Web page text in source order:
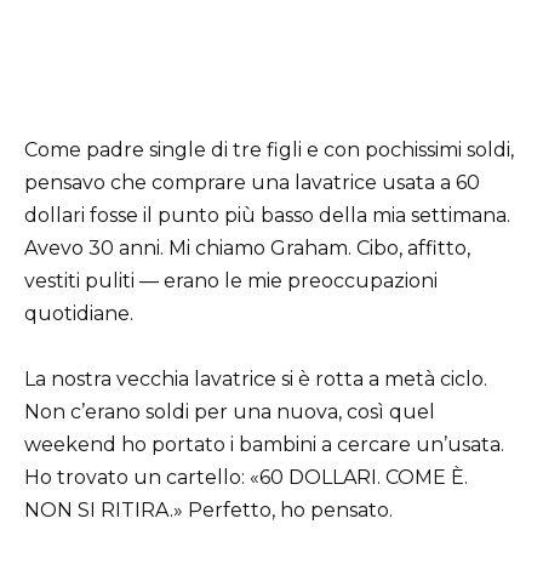
Come padre single di tre figli e con pochissimi soldi,
pensavo che comprare una lavatrice usata a 60
dollari fosse il punto più basso della mia settimana.
Avevo 30 anni. Mi chiamo Graham. Cibo, affitto,
vestiti puliti — erano le mie preoccupazioni
quotidiane.
La nostra vecchia lavatrice si è rotta a metà ciclo.
Non c’erano soldi per una nuova, così quel
weekend ho portato i bambini a cercare un’usata.
Ho trovato un cartello: «60 DOLLARI. COME È.
NON SI RITIRA.» Perfetto, ho pensato.